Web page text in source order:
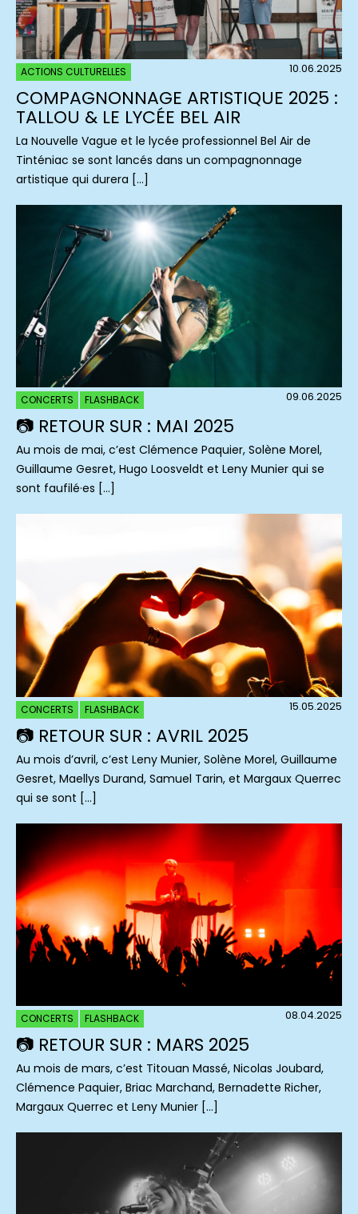
ACTIONS CULTURELLES 10.06.2025
COMPAGNONNAGE ARTISTIQUE 2025 :
TALLOU & LE LYCÉE BEL AIR
La Nouvelle Vague et le lycée professionnel Bel Air de
Tinténiac se sont lancés dans un compagnonnage
artistique qui durera […]
CONCERTS FLASHBACK 09.06.2025
📷 RETOUR SUR : MAI 2025
Au mois de mai, c’est Clémence Paquier, Solène Morel,
Guillaume Gesret, Hugo Loosveldt et Leny Munier qui se
sont faufilé·es […]
CONCERTS FLASHBACK 15.05.2025
📷 RETOUR SUR : AVRIL 2025
Au mois d’avril, c’est Leny Munier, Solène Morel, Guillaume
Gesret, Maellys Durand, Samuel Tarin, et Margaux Querrec
qui se sont […]
CONCERTS FLASHBACK 08.04.2025
📷 RETOUR SUR : MARS 2025
Au mois de mars, c’est Titouan Massé, Nicolas Joubard,
Clémence Paquier, Briac Marchand, Bernadette Richer,
Margaux Querrec et Leny Munier […]